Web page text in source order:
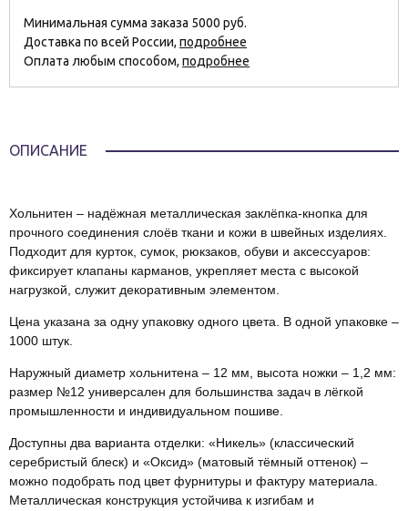
Минимальная сумма заказа 5000 руб.
Доставка по всей России, подробнее
Оплата любым способом, подробнее
ОПИСАНИЕ
Хольнитен – надёжная металлическая заклёпка-кнопка для
прочного соединения слоёв ткани и кожи в швейных изделиях.
Подходит для курток, сумок, рюкзаков, обуви и аксессуаров:
фиксирует клапаны карманов, укрепляет места с высокой
нагрузкой, служит декоративным элементом.
Цена указана за одну упаковку одного цвета. В одной упаковке –
1000 штук.
Наружный диаметр хольнитена – 12 мм, высота ножки – 1,2 мм:
размер №12 универсален для большинства задач в лёгкой
промышленности и индивидуальном пошиве.
Доступны два варианта отделки: «Никель» (классический
серебристый блеск) и «Оксид» (матовый тёмный оттенок) –
можно подобрать под цвет фурнитуры и фактуру материала.
Металлическая конструкция устойчива к изгибам и